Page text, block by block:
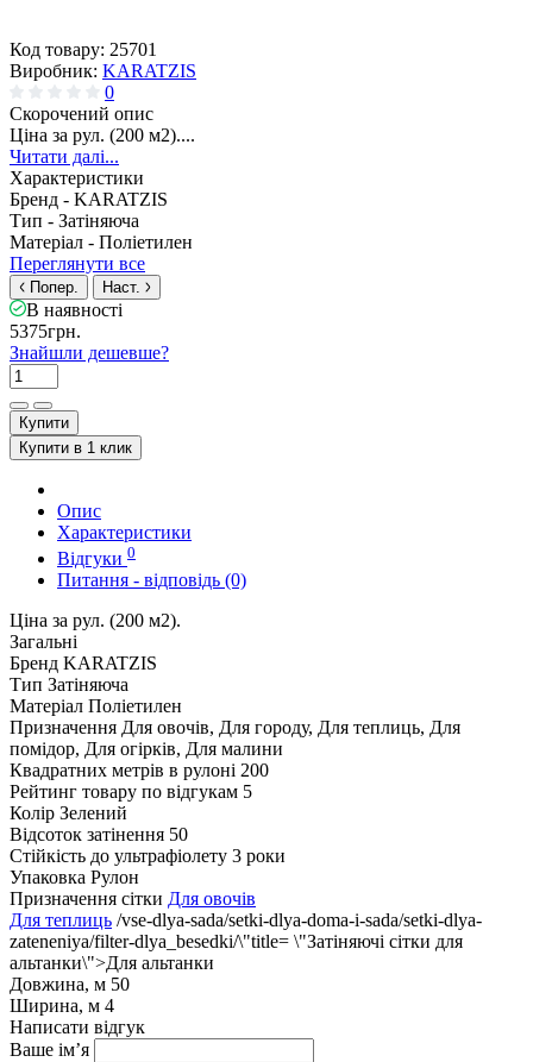
Код товару: 25701
Виробник: KARATZIS
0
Скорочений опис
Ціна за рул. (200 м2)....
Читати далі...
Характеристики
Бренд - KARATZIS
Тип - Затіняюча
Матеріал - Поліетилен
Переглянути все
Попер. Наст.
В наявності
5375грн.
Знайшли дешевше?
Купити
Купити в 1 клик
Опис
Характеристики
Відгуки 0
Питання - відповідь (0)
Ціна за рул. (200 м2).
Загальні
Бренд KARATZIS
Тип Затіняюча
Матеріал Поліетилен
Призначення Для овочів, Для городу, Для теплиць, Для
помідор, Для огірків, Для малини
Квадратних метрів в рулоні 200
Рейтинг товару по відгукам 5
Колір Зелений
Відсоток затінення 50
Стійкість до ультрафіолету 3 роки
Упаковка Рулон
Призначення сітки Для овочів
Для теплиць /vse-dlya-sada/setki-dlya-doma-i-sada/setki-dlya-
zateneniya/filter-dlya_besedki/\"title= \"Затіняючі сітки для
альтанки\">Для альтанки
Довжина, м 50
Ширина, м 4
Написати відгук
Ваше ім’я